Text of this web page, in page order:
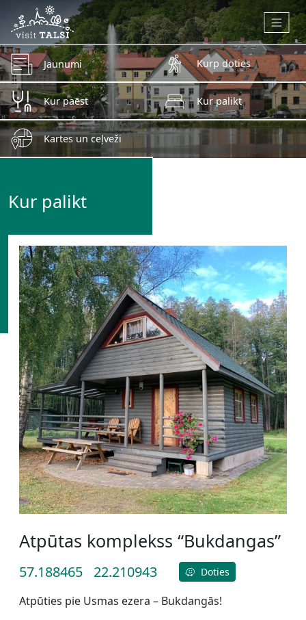
Skip to main content
Jaunumi Kurp doties
Kur paēst Kur palikt
Kartes un ceļveži
Kur palikt
Atpūtas komplekss “Bukdangas”
57.188465 22.210943 Doties
Atpūties pie Usmas ezera – Bukdangās!